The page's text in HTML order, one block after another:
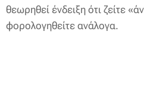
θεωρηθεί ένδειξη ότι ζείτε
φορολογηθείτε ανάλογα.